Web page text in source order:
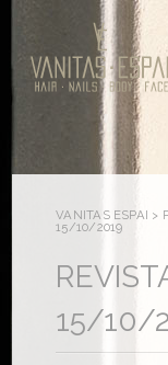
VANITAS ESPAI >
15/10/2019
15/10/